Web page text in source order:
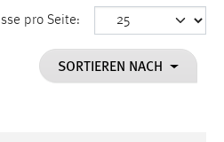
pro Seite:
SORTIEREN NACH